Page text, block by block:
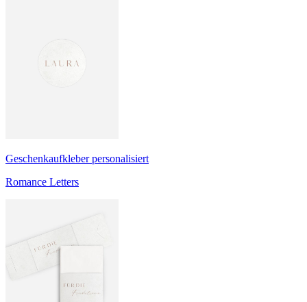
Geschenkaufkleber personalisiert
Romance Letters